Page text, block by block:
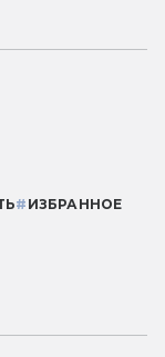
# ИЗБРАННОЕ